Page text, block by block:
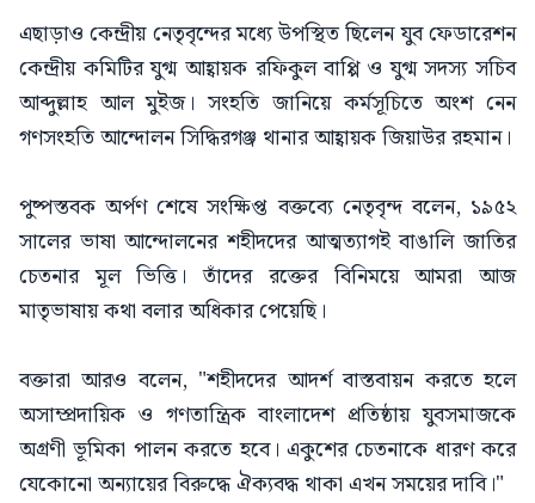
এছাড়াও কেন্দ্রীয় নেতৃবৃন্দের মধ্যে উপস্থিত ছিলেন যুব ফেডারেশন
কেন্দ্রীয় কমিটির যুগ্ম আহ্বায়ক রফিকুল বাপ্পি ও যুগ্ম সদস্য সচিব
আব্দুল্লাহ আল মুইজ। সংহতি জানিয়ে কর্মসূচিতে অংশ নেন
গণসংহতি আন্দোলন সিদ্ধিরগঞ্জ থানার আহ্বায়ক জিয়াউর রহমান।
পুষ্পস্তবক অর্পণ শেষে সংক্ষিপ্ত বক্তব্যে নেতৃবৃন্দ বলেন, ১৯৫২
সালের ভাষা আন্দোলনের শহীদদের আত্মত্যাগই বাঙালি জাতির
চেতনার মূল ভিত্তি। তাঁদের রক্তের বিনিময়ে আমরা আজ
মাতৃভাষায় কথা বলার অধিকার পেয়েছি।
বক্তারা আরও বলেন, "শহীদদের আদর্শ বাস্তবায়ন করতে হলে
অসাম্প্রদায়িক ও গণতান্ত্রিক বাংলাদেশ প্রতিষ্ঠায় যুবসমাজকে
অগ্রণী ভূমিকা পালন করতে হবে। একুশের চেতনাকে ধারণ করে
যেকোনো অন্যায়ের বিরুদ্ধে ঐক্যবদ্ধ থাকা এখন সময়ের দাবি।"